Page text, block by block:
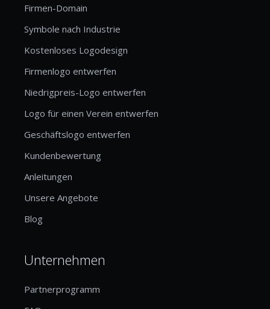
Firmen-Domain
Symbole nach Industrie
Kostenloses Logodesign
Firmenlogo entwerfen
Niedrigpreis-Logo entwerfen
Logo für einen Verein entwerfen
Geschäftslogo entwerfen
Kundenbewertung
Anleitungen
Unsere Angebote
Blog
Unternehmen
Partnerprogramm